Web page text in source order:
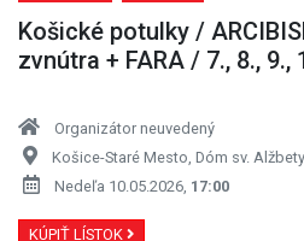
Košické potulky /
zvnútra + FARA / 7., 8., 9.,
Organizátor neuvedený
Košice-Staré Mesto, Dóm sv. Alžbety
Nedeľa 10.05.2026, 17:00
KÚPIŤ LÍSTOK